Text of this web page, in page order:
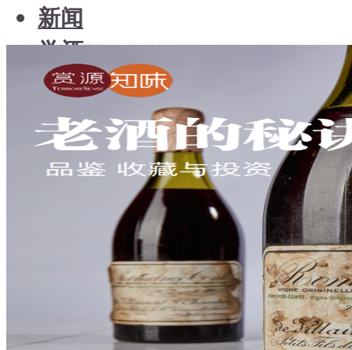
新闻
学酒
基础知识
品种
年份
酒具周边
投资收藏
留学教育
品鉴专栏
知味荐酒
新闻
学酒
基础知识
年份
酒具周边
投资收藏
留学教育